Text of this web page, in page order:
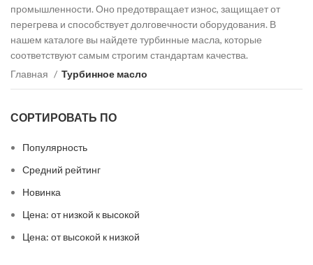
промышленности. Оно предотвращает износ, защищает от
перегрева и способствует долговечности оборудования. В
нашем каталоге вы найдете турбинные масла, которые
соответствуют самым строгим стандартам качества.
Главная
Турбинное масло
СОРТИРОВАТЬ ПО
Популярность
Средний рейтинг
Новинка
Цена: от низкой к высокой
Цена: от высокой к низкой